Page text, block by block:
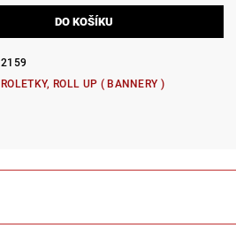
2159
ROLETKY, ROLL UP ( BANNERY )